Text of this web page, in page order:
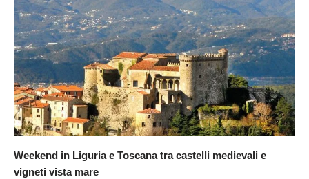
Weekend in Liguria e Toscana tra castelli medievali e
vigneti vista mare